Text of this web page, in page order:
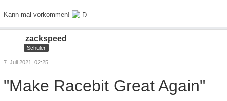
Kann mal vorkommen!
zackspeed
Schüler
7. Juli 2021, 02:25
"Make Racebit Great Again"